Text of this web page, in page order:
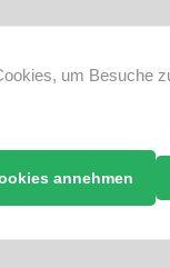
um Besuche
annehmen